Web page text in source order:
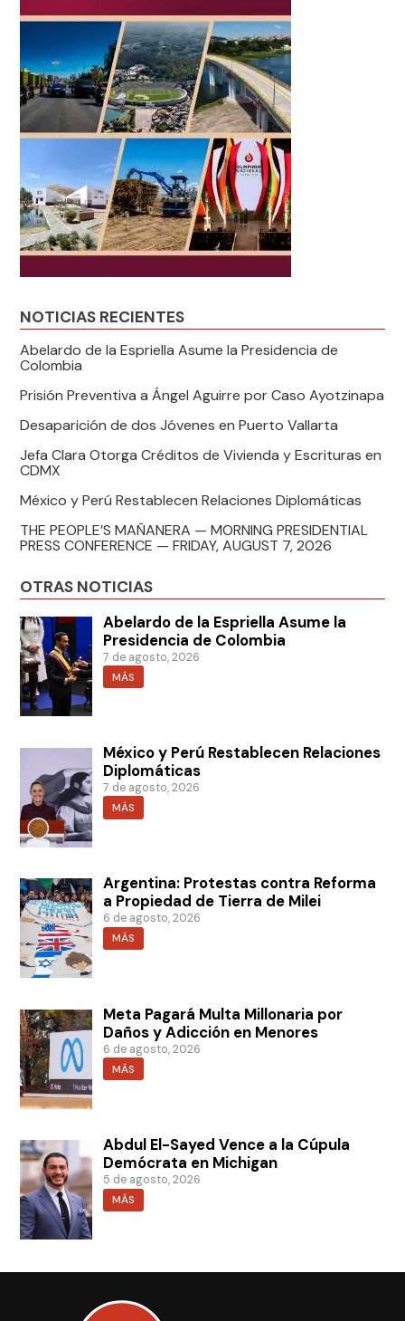
NOTICIAS RECIENTES
Abelardo de la Espriella Asume la Presidencia de
Colombia
Prisión Preventiva a Ángel Aguirre por Caso Ayotzinapa
Desaparición de dos Jóvenes en Puerto Vallarta
Jefa Clara Otorga Créditos de Vivienda y Escrituras en
CDMX
México y Perú Restablecen Relaciones Diplomáticas
THE PEOPLE’S MAÑANERA — MORNING PRESIDENTIAL
PRESS CONFERENCE — FRIDAY, AUGUST 7, 2026
OTRAS NOTICIAS
Abelardo de la Espriella Asume la
Presidencia de Colombia
7 de agosto, 2026
MÁS
México y Perú Restablecen Relaciones
Diplomáticas
7 de agosto, 2026
MÁS
Argentina: Protestas contra Reforma
a Propiedad de Tierra de Milei
6 de agosto, 2026
MÁS
Meta Pagará Multa Millonaria por
Daños y Adicción en Menores
6 de agosto, 2026
MÁS
Abdul El-Sayed Vence a la Cúpula
Demócrata en Michigan
5 de agosto, 2026
MÁS